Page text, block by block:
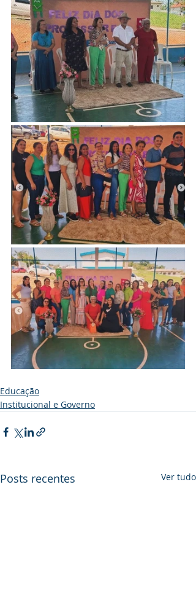
Educação
Institucional e Governo
Posts recentes Ver tudo